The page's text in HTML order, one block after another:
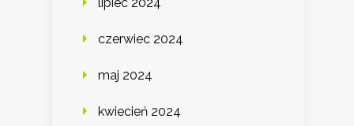
czerwiec 2024
maj 2024
kwiecień 2024